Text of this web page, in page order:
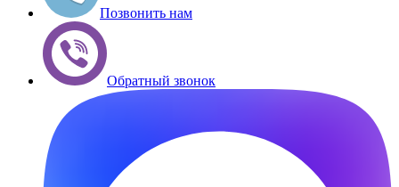
Позвонить нам
Обратный звонок